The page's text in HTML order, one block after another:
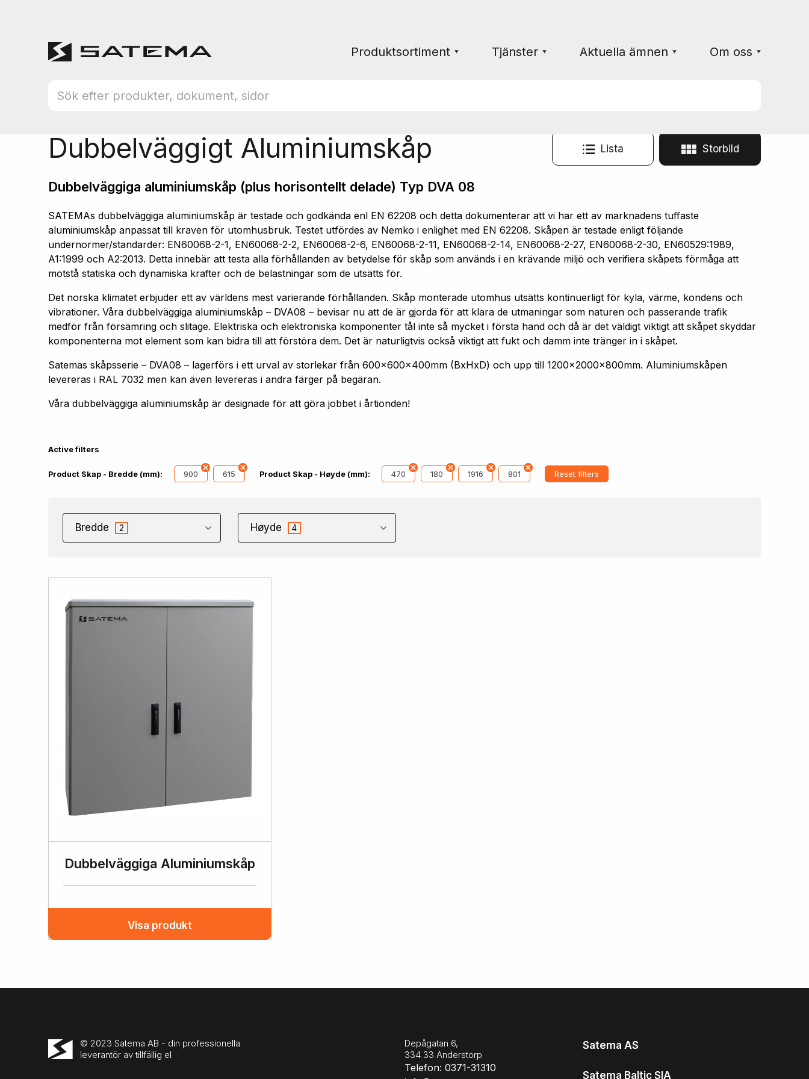
Produktsortiment Tjänster Aktuella ämnen Om oss
Hem Produktsortiment Aluminiumskåp
Dubbelväggigt Aluminiumskåp Lista Storbild
Dubbelväggiga aluminiumskåp (plus horisontellt delade) Typ DVA 08
SATEMAs dubbelväggiga aluminiumskåp är testade och godkända enl EN 62208 och detta dokumenterar att vi har ett av marknadens tuffaste
aluminiumskåp anpassat till kraven för utomhusbruk. Testet utfördes av Nemko i enlighet med EN 62208. Skåpen är testade enligt följande
undernormer/standarder: EN60068-2-1, EN60068-2-2, EN60068-2-6, EN60068-2-11, EN60068-2-14, EN60068-2-27, EN60068-2-30, EN60529:1989,
A1:1999 och A2:2013. Detta innebär att testa alla förhållanden av betydelse för skåp som används i en krävande miljö och verifiera skåpets förmåga att
motstå statiska och dynamiska krafter och de belastningar som de utsätts för.
Det norska klimatet erbjuder ett av världens mest varierande förhållanden. Skåp monterade utomhus utsätts kontinuerligt för kyla, värme, kondens och
vibrationer. Våra dubbelväggiga aluminiumskåp – DVA08 – bevisar nu att de är gjorda för att klara de utmaningar som naturen och passerande trafik
medför från försämring och slitage. Elektriska och elektroniska komponenter tål inte så mycket i första hand och då är det väldigt viktigt att skåpet skyddar
komponenterna mot element som kan bidra till att förstöra dem. Det är naturligtvis också viktigt att fukt och damm inte tränger in i skåpet.
Satemas skåpsserie – DVA08 – lagerförs i ett urval av storlekar från 600x600x400mm (BxHxD) och upp till 1200x2000x800mm. Aluminiumskåpen
levereras i RAL 7032 men kan även levereras i andra färger på begäran.
Våra dubbelväggiga aluminiumskåp är designade för att göra jobbet i årtionden!
Active filters
Product Skap - Bredde (mm): 900 615 Product Skap - Høyde (mm): 470 180 1916 801 Reset filters
Bredde 2 Høyde 4
Dubbelväggiga Aluminiumskåp
Visa produkt
© 2023 Satema AB - din professionella
leverantör av tillfällig el
Depågatan 6,
334 33 Anderstorp
Telefon: 0371-31310
Satema AS
Satema Baltic SIA